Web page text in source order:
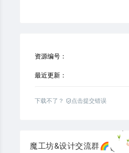
资源编号：
最近更新：
下载不了？ 点击提交错误
魔工坊&设计交流群🌈